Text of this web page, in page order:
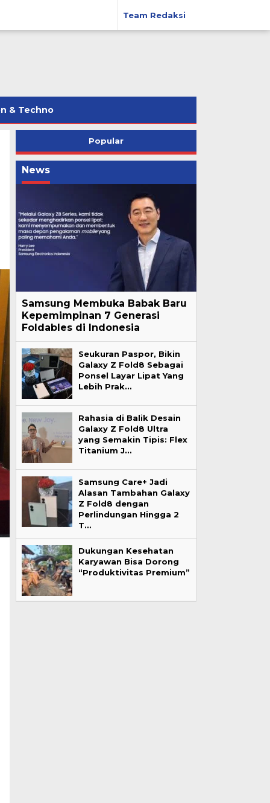
Team Redaksi
& Techno
Popular
News
Samsung Membuka Babak Baru
Kepemimpinan 7 Generasi
Foldables di Indonesia
Seukuran Paspor, Bikin
Galaxy Z Fold8 Sebagai
Ponsel Layar Lipat Yang
Lebih Prak…
Rahasia di Balik Desain
Galaxy Z Fold8 Ultra
yang Semakin Tipis: Flex
Titanium J…
Samsung Care+ Jadi
Alasan Tambahan Galaxy
Z Fold8 dengan
Perlindungan Hingga 2
T…
Dukungan Kesehatan
Karyawan Bisa Dorong
“Produktivitas Premium”